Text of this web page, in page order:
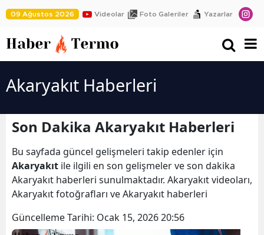
09 Ağustos 2026 Videolar Foto Galeriler Yazarlar
Akaryakıt Haberleri
Son Dakika Akaryakıt Haberleri
Bu sayfada güncel gelişmeleri takip edenler için
Akaryakıt ile ilgili en son gelişmeler ve son dakika
Akaryakıt haberleri sunulmaktadır. Akaryakıt videoları,
Akaryakıt fotoğrafları ve Akaryakıt haberleri
Güncelleme Tarihi: Ocak 15, 2026 20:56